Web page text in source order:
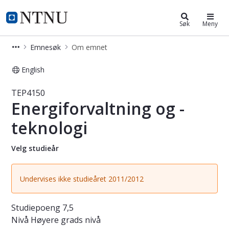
NTNU Hjemmeside
Studier Søk Meny
Emnesøk Om emnet
English
Emne - Energiforvaltning og -
TEP4150
Energiforvaltning og -
teknologi
Velg studieår
Undervises ikke studieåret 2011/2012
Studiepoeng 7,5
Nivå Høyere grads nivå